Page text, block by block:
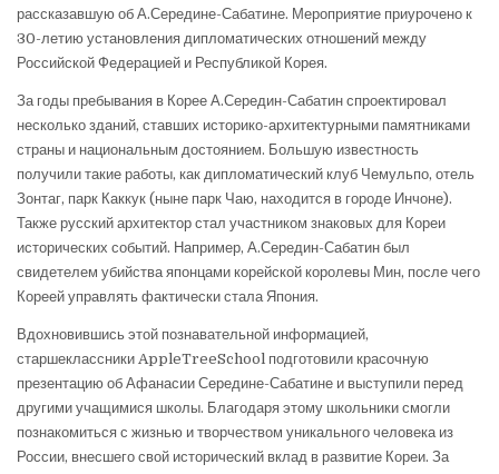
рассказавшую об А.Середине-Сабатине. Мероприятие приурочено к
30-летию установления дипломатических отношений между
Российской Федерацией и Республикой Корея.
За годы пребывания в Корее А.Середин-Сабатин спроектировал
несколько зданий, ставших историко-архитектурными памятниками
страны и национальным достоянием. Большую известность
получили такие работы, как дипломатический клуб Чемульпо, отель
Зонтаг, парк Каккук (ныне парк Чаю, находится в городе Инчоне).
Также русский архитектор стал участником знаковых для Кореи
исторических событий. Например, А.Середин-Сабатин был
свидетелем убийства японцами корейской королевы Мин, после чего
Кореей управлять фактически стала Япония.
Вдохновившись этой познавательной информацией,
старшеклассники AppleTreeSchool подготовили красочную
презентацию об Афанасии Середине-Сабатине и выступили перед
другими учащимися школы. Благодаря этому школьники смогли
познакомиться с жизнью и творчеством уникального человека из
России, внесшего свой исторический вклад в развитие Кореи. За